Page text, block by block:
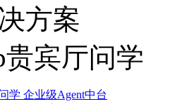
方案
宾厅问学
学 企业级Agent中台